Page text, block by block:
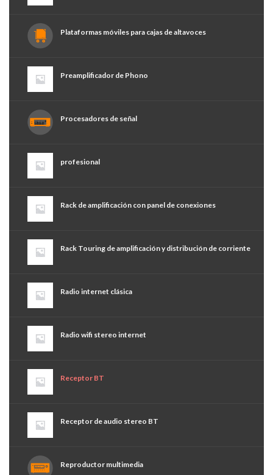
Plataformas móviles para cajas de altavoces
Preamplificador de Phono
Procesadores de señal
profesional
Rack de amplificación con panel de conexiones
Rack Touring de amplificación y distribución de corriente
Radio internet clásica
Radio wifi stereo internet
Receptor BT
Receptor de audio stereo BT
Reproductor multimedia